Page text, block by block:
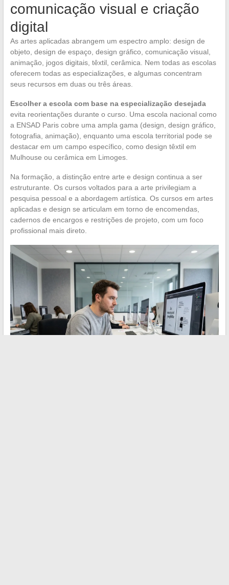
comunicação visual e criação
digital
As artes aplicadas abrangem um espectro amplo: design de
objeto, design de espaço, design gráfico, comunicação visual,
animação, jogos digitais, têxtil, cerâmica. Nem todas as escolas
oferecem todas as especializações, e algumas concentram
seus recursos em duas ou três áreas.
Escolher a escola com base na especialização desejada
evita reorientações durante o curso. Uma escola nacional como
a ENSAD Paris cobre uma ampla gama (design, design gráfico,
fotografia, animação), enquanto uma escola territorial pode se
destacar em um campo específico, como design têxtil em
Mulhouse ou cerâmica em Limoges.
Na formação, a distinção entre arte e design continua a ser
estruturante. Os cursos voltados para a arte privilegiam a
pesquisa pessoal e a abordagem artística. Os cursos em artes
aplicadas e design se articulam em torno de encomendas,
cadernos de encargos e restrições de projeto, com um foco
profissional mais direto.